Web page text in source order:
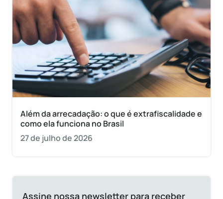
Além da arrecadação: o que é extrafiscalidade e
como ela funciona no Brasil
27 de julho de 2026
Assine nossa newsletter para receber